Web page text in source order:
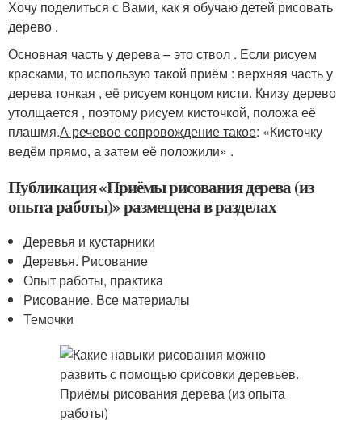
Хочу поделиться с Вами, как я обучаю детей рисовать
дерево .
Основная часть у дерева – это ствол . Если рисуем
красками, то использую такой приём : верхняя часть у
дерева тонкая , её рисуем концом кисти. Книзу дерево
утолщается , поэтому рисуем кисточкой, положа её
плашмя.А речевое сопровождение такое: «Кисточку
ведём прямо, а затем её положили» .
Публикация «Приёмы рисования дерева (из
опыта работы)» размещена в разделах
Деревья и кустарники
Деревья. Рисование
Опыт работы, практика
Рисование. Все материалы
Темочки